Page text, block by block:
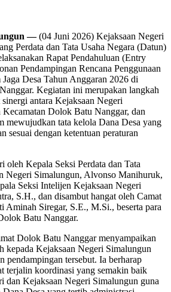
—(04 Juni 2026) Kejaksaan Negeri
Perdata dan Tata Usaha Negara (Datun)
Rapat Pendahuluan (Entry
Pendampingan Rencana Penggunaan
Desa Tahun Anggaran 2026 di
Kegiatan ini merupakan langkah
antara Kejaksaan Negeri
Kecamatan Dolok Batu Nanggar, dan
mewujudkan tata kelola Dana Desa yang
sesuai dengan ketentuan peraturan
oleh Kepala Seksi Perdata dan Tata
Negeri Simalungun, Alvonso Manihuruk,
Seksi Intelijen Kejaksaan Negeri
S.H., dan disambut hangat oleh Camat
Aminah Siregar, S.E., M.Si., beserta para
Batu Nanggar.
Dolok Batu Nanggar menyampaikan
kepada Kejaksaan Negeri Simalungun
pendampingan tersebut. Ia berharap
terjalin koordinasi yang semakin baik
dan Kejaksaan Negeri Simalungun guna